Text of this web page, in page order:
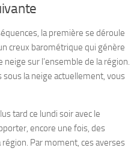
la première se déroule
creux barométrique qui génère
sur l’ensemble de la région.
la neige actuellement, vous
tard ce lundi soir avec le
encore une fois, des
Par moment, ces averses